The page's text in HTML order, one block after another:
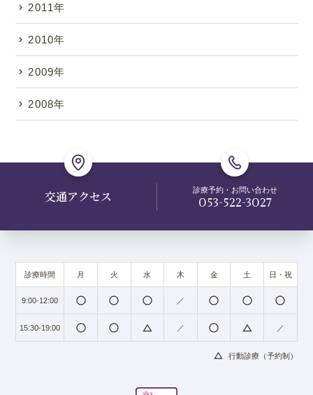
2011年
2010年
2009年
2008年
交通アクセス 診療予約・お問い合わせ
053-522-3027
診療時間 月 火 水 木 金 土 日・祝
9:00-12:00 radio_button_unchecked radio_button_unchecked radio_button_unchecked ／ radio_button_unchecked radio_button_unchecked radio_button_unchecked
15:30-19:00 radio_button_unchecked radio_button_unchecked change_history ／ radio_button_unchecked change_history ／
change_history 行動診療（予約制）